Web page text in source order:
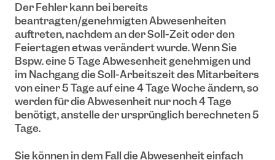
Der Fehler kann bei bereits
beantragten/genehmigten Abwesenheiten
auftreten, nachdem an der Soll-Zeit oder den
Feiertagen etwas verändert wurde. Wenn Sie
Bspw. eine 5 Tage Abwesenheit genehmigen und
im Nachgang die Soll-Arbeitszeit des Mitarbeiters
von einer 5 Tage auf eine 4 Tage Woche ändern, so
werden für die Abwesenheit nur noch 4 Tage
benötigt, anstelle der ursprünglich berechneten 5
Tage.
Sie können in dem Fall die Abwesenheit einfach